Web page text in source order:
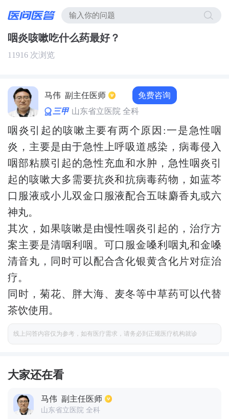
咽炎咳嗽吃什么药最好？
11916 次浏览
马伟 副主任医师 免费咨询
三甲 山东省立医院 全科
咽炎引起的咳嗽主要有两个原因:一是急性咽
炎，主要是由于急性上呼吸道感染，病毒侵入
咽部粘膜引起的急性充血和水肿，急性咽炎引
起的咳嗽大多需要抗炎和抗病毒药物，如蓝芩
口服液或小儿双金口服液配合五味麝香丸或六
神丸。
其次，如果咳嗽是由慢性咽炎引起的，治疗方
案主要是清咽利咽。可口服金嗓利咽丸和金嗓
清音丸，同时可以配合含化银黄含化片对症治
疗。
同时，菊花、胖大海、麦冬等中草药可以代替
茶饮使用。
线上问答内容仅为参考，如有医疗需求，请务必到正规医疗机构就诊
大家还在看
马伟 副主任医师
山东省立医院 全科